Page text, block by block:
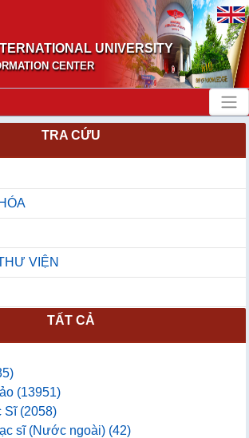
UNIVERSITY
CENTER
TRA CỨU
VIỆN
TẤT CẢ
(13951)
Sĩ (2058)
sĩ (Nước ngoài) (42)